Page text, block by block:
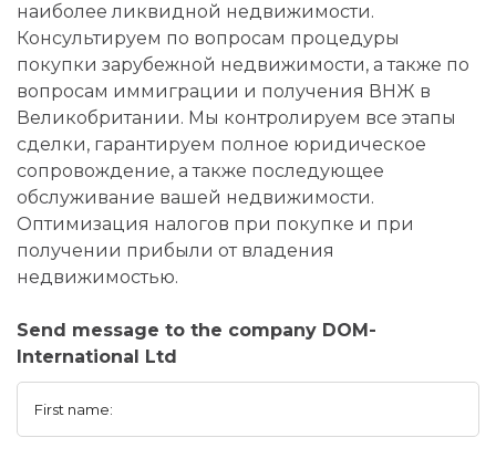
наиболее ликвидной недвижимости.
Консультируем по вопросам процедуры
покупки зарубежной недвижимости, а также по
вопросам иммиграции и получения ВНЖ в
Великобритании. Мы контролируем все этапы
сделки, гарантируем полное юридическое
сопровождение, а также последующее
обслуживание вашей недвижимости.
Оптимизация налогов при покупке и при
получении прибыли от владения
недвижимостью.
Send message to the company DOM-
International Ltd
First name: